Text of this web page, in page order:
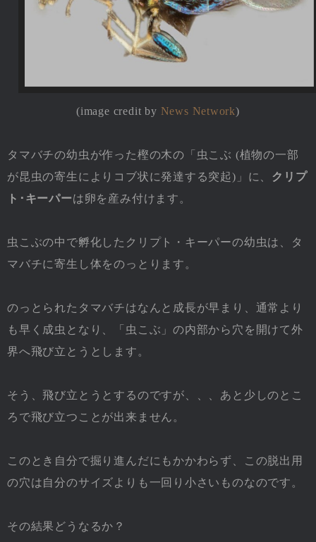
(image credit by News Network)
タマバチの幼虫が作った樫の木の「虫こぶ (植物の一部
が昆虫の寄生によりコブ状に発達する突起)」に、 クリプ
ト･キーパーは卵を産み付けます。
虫こぶの中で孵化したクリプト・キーパーの幼虫は、タ
マバチに寄生し体をのっとります。
のっとられたタマバチはなんと成長が早まり、通常より
も早く成虫となり、「虫こぶ」の内部から穴を開けて外
界へ飛び立とうとします。
そう、飛び立とうとするのですが、、、あと少しのとこ
ろで飛び立つことが出来ません。
このとき自分で掘り進んだにもかかわらず、この脱出用
の穴は自分のサイズよりも一回り小さいものなのです。
その結果どうなるか？